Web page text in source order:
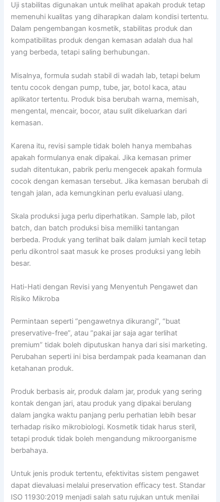
Uji stabilitas digunakan untuk melihat apakah produk tetap
memenuhi kualitas yang diharapkan dalam kondisi tertentu.
Dalam pengembangan kosmetik, stabilitas produk dan
kompatibilitas produk dengan kemasan adalah dua hal
yang berbeda, tetapi saling berhubungan.
Misalnya, formula sudah stabil di wadah lab, tetapi belum
tentu cocok dengan pump, tube, jar, botol kaca, atau
aplikator tertentu. Produk bisa berubah warna, memisah,
mengental, mencair, bocor, atau sulit dikeluarkan dari
kemasan.
Karena itu, revisi sample tidak boleh hanya membahas
apakah formulanya enak dipakai. Jika kemasan primer
sudah ditentukan, pabrik perlu mengecek apakah formula
cocok dengan kemasan tersebut. Jika kemasan berubah di
tengah jalan, ada kemungkinan perlu evaluasi ulang.
Skala produksi juga perlu diperhatikan. Sample lab, pilot
batch, dan batch produksi bisa memiliki tantangan
berbeda. Produk yang terlihat baik dalam jumlah kecil tetap
perlu dikontrol saat masuk ke proses produksi yang lebih
besar.
Hati-Hati dengan Revisi yang Menyentuh Pengawet dan
Risiko Mikroba
Permintaan seperti “pengawetnya dikurangi”, “buat
preservative-free”, atau “pakai jar saja agar terlihat
premium” tidak boleh diputuskan hanya dari sisi marketing.
Perubahan seperti ini bisa berdampak pada keamanan dan
ketahanan produk.
Produk berbasis air, produk dalam jar, produk yang sering
kontak dengan jari, atau produk yang dipakai berulang
dalam jangka waktu panjang perlu perhatian lebih besar
terhadap risiko mikrobiologi. Kosmetik tidak harus steril,
tetapi produk tidak boleh mengandung mikroorganisme
berbahaya.
Untuk jenis produk tertentu, efektivitas sistem pengawet
dapat dievaluasi melalui preservation efficacy test. Standar
ISO 11930:2019 menjadi salah satu rujukan untuk menilai